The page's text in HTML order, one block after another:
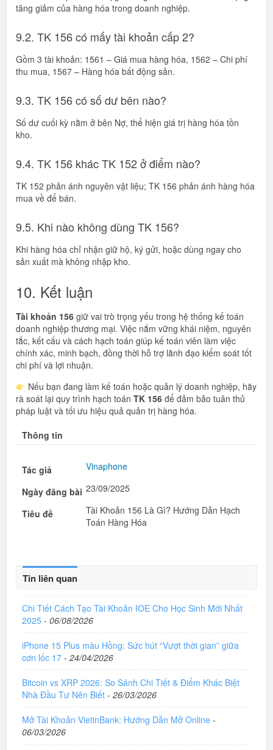
tăng giảm của hàng hóa trong doanh nghiệp.
9.2. TK 156 có mấy tài khoản cấp 2?
Gồm 3 tài khoản: 1561 – Giá mua hàng hóa, 1562 – Chi phí
thu mua, 1567 – Hàng hóa bất động sản.
9.3. TK 156 có số dư bên nào?
Số dư cuối kỳ nằm ở bên Nợ, thể hiện giá trị hàng hóa tồn
kho.
9.4. TK 156 khác TK 152 ở điểm nào?
TK 152 phản ánh nguyên vật liệu; TK 156 phản ánh hàng hóa
mua về để bán.
9.5. Khi nào không dùng TK 156?
Khi hàng hóa chỉ nhận giữ hộ, ký gửi, hoặc dùng ngay cho
sản xuất mà không nhập kho.
10. Kết luận
Tài khoản 156 giữ vai trò trọng yếu trong hệ thống kế toán
doanh nghiệp thương mại. Việc nắm vững khái niệm, nguyên
tắc, kết cấu và cách hạch toán giúp kế toán viên làm việc
chính xác, minh bạch, đồng thời hỗ trợ lãnh đạo kiểm soát tốt
chi phí và lợi nhuận.
Nếu bạn đang làm kế toán hoặc quản lý doanh nghiệp, hãy
rà soát lại quy trình hạch toán TK 156 để đảm bảo tuân thủ
pháp luật và tối ưu hiệu quả quản trị hàng hóa.
Thông tin
Tác giả Vinaphone
Ngày đăng bài 23/09/2025
Tiêu đề
Tài Khoản 156 Là Gì? Hướng Dẫn Hạch
Toán Hàng Hóa
Tin liên quan
Chi Tiết Cách Tạo Tài Khoản IOE Cho Học Sinh Mới Nhất
2025 - 06/08/2026
iPhone 15 Plus màu Hồng: Sức hút “Vượt thời gian” giữa
cơn lốc 17 - 24/04/2026
Bitcoin vs XRP 2026: So Sánh Chi Tiết & Điểm Khác Biệt
Nhà Đầu Tư Nên Biết - 26/03/2026
Mở Tài Khoản VietinBank: Hướng Dẫn Mở Online -
06/03/2026